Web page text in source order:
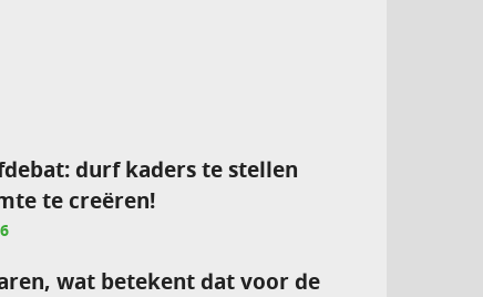
durf kaders te stellen
te creëren!
wat betekent dat voor de